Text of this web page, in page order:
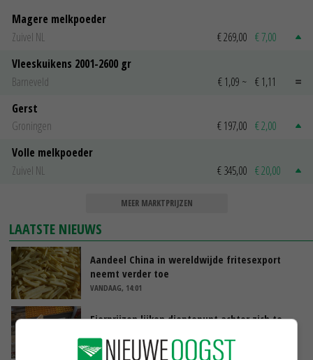
Magere melkpoeder
Zuivel NL
€ 269,00 € 7,00
Vleeskuikens 2001-2600 gr
Barneveld
€ 1,09 ~ € 1,11
Gerst
Groningen
€ 197,00 € 2,00
Volle melkpoeder
Zuivel NL
€ 345,00 € 20,00
MEER MARKTPRIJZEN
LAATSTE NIEUWS
Aandeel China in wereldwijde fritesexport
neemt verder toe
VANDAAG, 14:01
Eierprijzen lijken dieptepunt achter zich te
VANDAAG, 13:27